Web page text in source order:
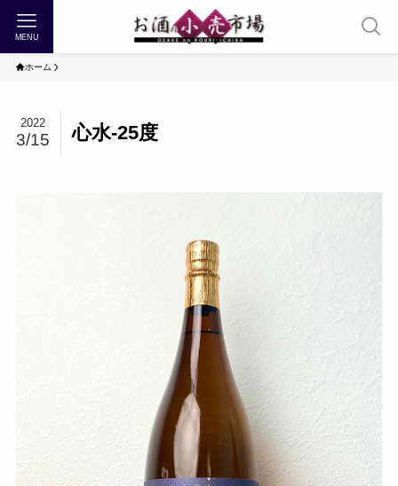
MENU
ホーム
心水-25度
2022
3/15